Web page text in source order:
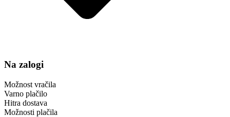
Na zalogi
Možnost vračila
Varno plačilo
Hitra dostava
Možnosti plačila